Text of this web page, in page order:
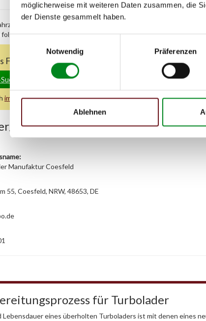
möglicherweise mit weiteren Daten zusammen, die
der Dienste gesammelt haben.
Notwendig
Präferenzen
Ablehnen
Identifizierung können Sie auch unseren Support
Fahrzeugdaten:Schlüsselnummerzu 2 (2.1) und zu 3
Fahrzeug nicht dabei?
für AT-Turbolader
im Chatnachfragen.
EU Verantwortliche Person
Manufaktur Coesfeld
55, Coesfeld, NRW, 48653, DE
für Turbolader
eines überholten Turboladers ist mit denen eines